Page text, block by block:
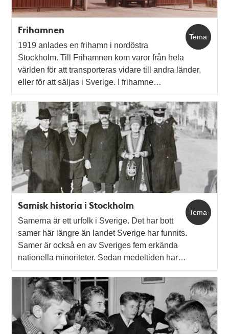
Tema
Frihamnen
1919 anlades en frihamn i nordöstra
Stockholm. Till Frihamnen kom varor från hela
världen för att transporteras vidare till andra länder,
eller för att säljas i Sverige. I frihamne…
Tema
Samisk historia i Stockholm
Samerna är ett urfolk i Sverige. Det har bott
samer här längre än landet Sverige har funnits.
Samer är också en av Sveriges fem erkända
nationella minoriteter. Sedan medeltiden har…